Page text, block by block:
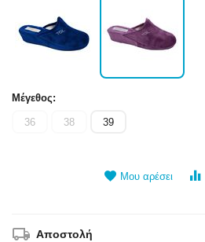
Μέγεθος:
36 38 39
Μου αρέσει
Αποστολή